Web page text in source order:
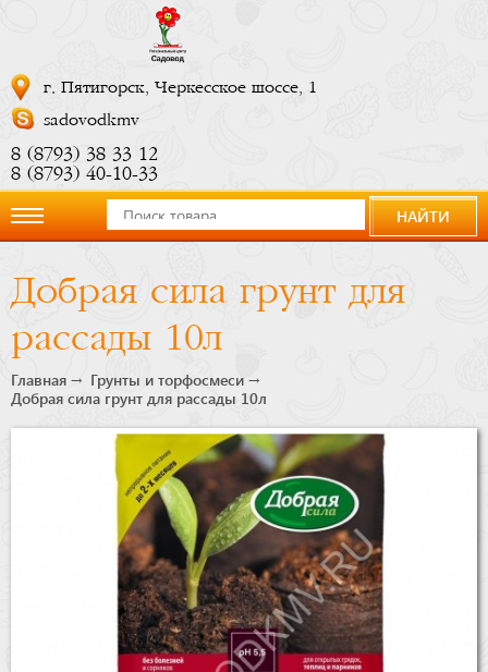
г. Пятигорск, Черкесское шоссе, 1
sadovodkmv
8 (8793) 38 33 12
8 (8793) 40-10-33
компании
Новости
Купить
Оптовикам
НАЙТИ
Добрая сила грунт для
рассады 10л
Главная
Грунты и торфосмеси
Добрая сила грунт для рассады 10л